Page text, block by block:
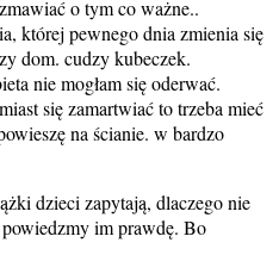
o tym co ważne..
której pewnego dnia zmienia się
dom. cudzy kubeczek.
nie mogłam się oderwać.
się zamartwiać to trzeba mieć
na ścianie. w bardzo
dzieci zapytają, dlaczego nie
im prawdę. Bo